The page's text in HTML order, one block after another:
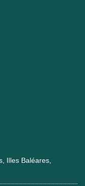
Illes Baléares,